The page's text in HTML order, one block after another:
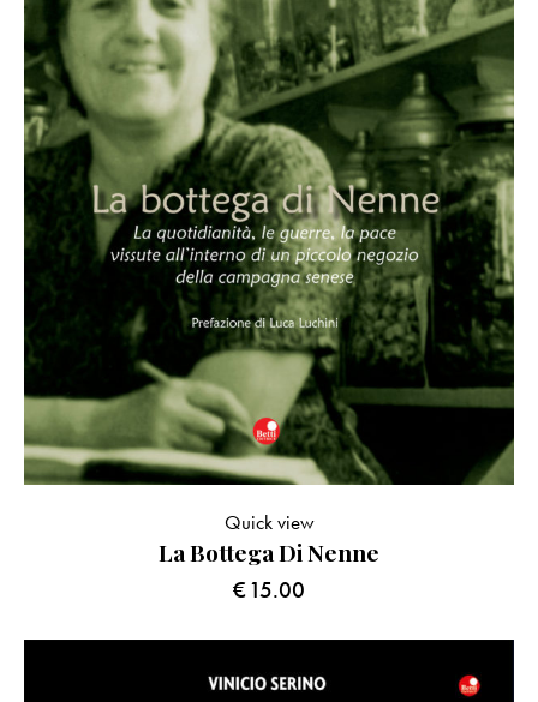
La Bottega Di Nenne
€15.00
Quick view